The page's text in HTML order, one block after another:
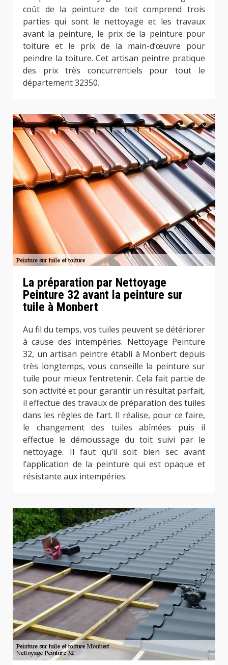
coût de la peinture de toit comprend trois
parties qui sont le nettoyage et les travaux
avant la peinture, le prix de la peinture pour
toiture et le prix de la main-d’œuvre pour
peindre la toiture. Cet artisan peintre pratique
des prix très concurrentiels pour tout le
département 32350.
La préparation par Nettoyage
Peinture 32 avant la peinture sur
tuile à Monbert
Au fil du temps, vos tuiles peuvent se détériorer
à cause des intempéries. Nettoyage Peinture
32, un artisan peintre établi à Monbert depuis
très longtemps, vous conseille la peinture sur
tuile pour mieux l’entretenir. Cela fait partie de
son activité et pour garantir un résultat parfait,
il effectue des travaux de préparation des tuiles
dans les règles de l’art. Il réalise, pour ce faire,
le changement des tuiles abîmées puis il
effectue le démoussage du toit suivi par le
nettoyage. Il faut qu’il soit bien sec avant
l’application de la peinture qui est opaque et
résistante aux intempéries.